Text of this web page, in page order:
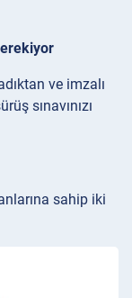
ve imzalı
sınavınızı
sahip iki